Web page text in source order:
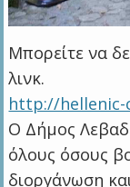
Μπορείτε να
λινκ.
http://hellenic-
Ο Δήμος
όλους όσους
διοργάνωση